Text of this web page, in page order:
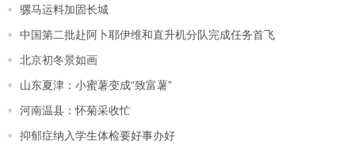
骡马运料加固长城
中国第二批赴阿卜耶伊维和直升机分队完成任务首飞
北京初冬景如画
山东夏津：小蜜薯变成“致富薯”
河南温县：怀菊采收忙
抑郁症纳入学生体检要好事办好